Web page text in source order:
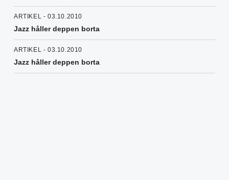
ARTIKEL - 03.10.2010
Jazz håller deppen borta
ARTIKEL - 03.10.2010
Jazz håller deppen borta